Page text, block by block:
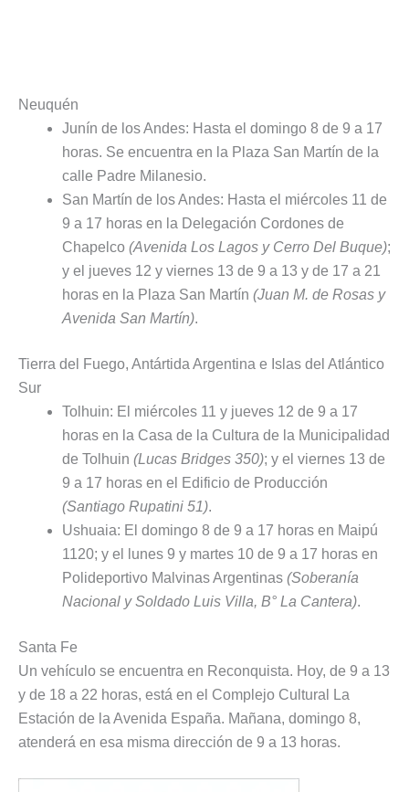
Neuquén
Junín de los Andes: Hasta el domingo 8 de 9 a 17
horas. Se encuentra en la Plaza San Martín de la
calle Padre Milanesio.
San Martín de los Andes: Hasta el miércoles 11 de
9 a 17 horas en la Delegación Cordones de
Chapelco (Avenida Los Lagos y Cerro Del Buque);
y el jueves 12 y viernes 13 de 9 a 13 y de 17 a 21
horas en la Plaza San Martín (Juan M. de Rosas y
Avenida San Martín).
Tierra del Fuego, Antártida Argentina e Islas del Atlántico
Sur
Tolhuin: El miércoles 11 y jueves 12 de 9 a 17
horas en la Casa de la Cultura de la Municipalidad
de Tolhuin (Lucas Bridges 350); y el viernes 13 de
9 a 17 horas en el Edificio de Producción
(Santiago Rupatini 51).
Ushuaia: El domingo 8 de 9 a 17 horas en Maipú
1120; y el lunes 9 y martes 10 de 9 a 17 horas en
Polideportivo Malvinas Argentinas (Soberanía
Nacional y Soldado Luis Villa, B° La Cantera).
Santa Fe
Un vehículo se encuentra en Reconquista. Hoy, de 9 a 13
y de 18 a 22 horas, está en el Complejo Cultural La
Estación de la Avenida España. Mañana, domingo 8,
atenderá en esa misma dirección de 9 a 13 horas.